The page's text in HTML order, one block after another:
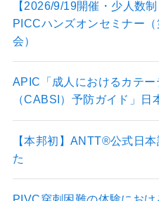
a
m
【2026/9/19開催・少人数
PICCハンズオンセミナー
会）
APIC「成人におけるカテー
（CABSI）予防ガイド」日
【本邦初】ANTT®公式日
た